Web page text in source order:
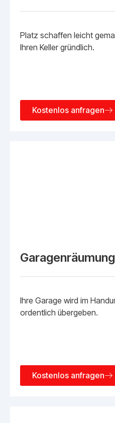
Platz schaffen leicht
Ihren Keller gründlich.
Kostenlos anfragen
Garagenräumung
Ihre Garage wird im
ordentlich übergeben.
Kostenlos anfragen